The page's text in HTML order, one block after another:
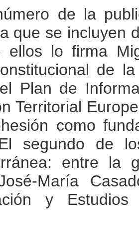
de la
que se incluyen
ellos lo firma
de
Plan de
Territorial
como
segundo de
entre la
María
y